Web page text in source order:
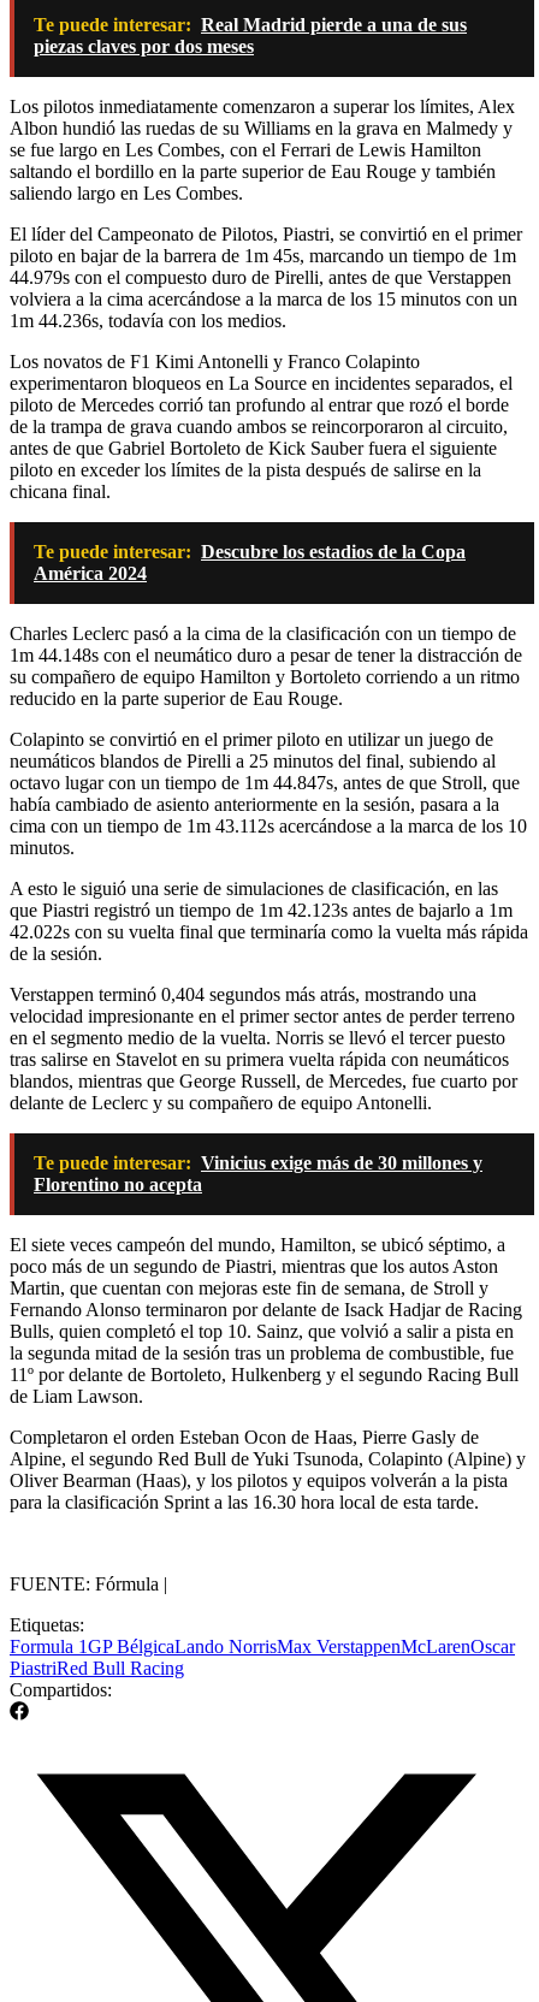
Te puede interesar: Real Madrid pierde a una de sus
piezas claves por dos meses
Los pilotos inmediatamente comenzaron a superar los límites, Alex
Albon hundió las ruedas de su Williams en la grava en Malmedy y
se fue largo en Les Combes, con el Ferrari de Lewis Hamilton
saltando el bordillo en la parte superior de Eau Rouge y también
saliendo largo en Les Combes.
El líder del Campeonato de Pilotos, Piastri, se convirtió en el primer
piloto en bajar de la barrera de 1m 45s, marcando un tiempo de 1m
44.979s con el compuesto duro de Pirelli, antes de que Verstappen
volviera a la cima acercándose a la marca de los 15 minutos con un
1m 44.236s, todavía con los medios.
Los novatos de F1 Kimi Antonelli y Franco Colapinto
experimentaron bloqueos en La Source en incidentes separados, el
piloto de Mercedes corrió tan profundo al entrar que rozó el borde
de la trampa de grava cuando ambos se reincorporaron al circuito,
antes de que Gabriel Bortoleto de Kick Sauber fuera el siguiente
piloto en exceder los límites de la pista después de salirse en la
chicana final.
Te puede interesar: Descubre los estadios de la Copa
América 2024
Charles Leclerc pasó a la cima de la clasificación con un tiempo de
1m 44.148s con el neumático duro a pesar de tener la distracción de
su compañero de equipo Hamilton y Bortoleto corriendo a un ritmo
reducido en la parte superior de Eau Rouge.
Colapinto se convirtió en el primer piloto en utilizar un juego de
neumáticos blandos de Pirelli a 25 minutos del final, subiendo al
octavo lugar con un tiempo de 1m 44.847s, antes de que Stroll, que
había cambiado de asiento anteriormente en la sesión, pasara a la
cima con un tiempo de 1m 43.112s acercándose a la marca de los 10
minutos.
A esto le siguió una serie de simulaciones de clasificación, en las
que Piastri registró un tiempo de 1m 42.123s antes de bajarlo a 1m
42.022s con su vuelta final que terminaría como la vuelta más rápida
de la sesión.
Verstappen terminó 0,404 segundos más atrás, mostrando una
velocidad impresionante en el primer sector antes de perder terreno
en el segmento medio de la vuelta. Norris se llevó el tercer puesto
tras salirse en Stavelot en su primera vuelta rápida con neumáticos
blandos, mientras que George Russell, de Mercedes, fue cuarto por
delante de Leclerc y su compañero de equipo Antonelli.
Te puede interesar: Vinicius exige más de 30 millones y
Florentino no acepta
El siete veces campeón del mundo, Hamilton, se ubicó séptimo, a
poco más de un segundo de Piastri, mientras que los autos Aston
Martin, que cuentan con mejoras este fin de semana, de Stroll y
Fernando Alonso terminaron por delante de Isack Hadjar de Racing
Bulls, quien completó el top 10. Sainz, que volvió a salir a pista en
la segunda mitad de la sesión tras un problema de combustible, fue
11º por delante de Bortoleto, Hulkenberg y el segundo Racing Bull
de Liam Lawson.
Completaron el orden Esteban Ocon de Haas, Pierre Gasly de
Alpine, el segundo Red Bull de Yuki Tsunoda, Colapinto (Alpine) y
Oliver Bearman (Haas), y los pilotos y equipos volverán a la pista
para la clasificación Sprint a las 16.30 hora local de esta tarde.
FUENTE: Fórmula |
Etiquetas:
Formula 1GP BélgicaLando NorrisMax VerstappenMcLarenOscar
PiastriRed Bull Racing
Compartidos: